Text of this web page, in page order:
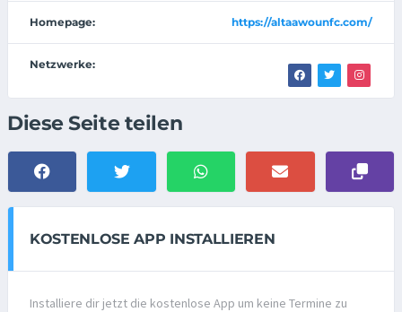
Homepage: https://altaawounfc.com/
Netzwerke:
Diese Seite teilen
KOSTENLOSE APP INSTALLIEREN
Installiere dir jetzt die kostenlose App um keine Termine zu